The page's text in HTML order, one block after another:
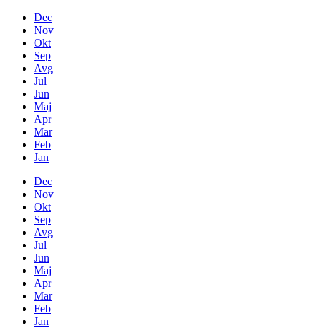
Dec
Nov
Okt
Sep
Avg
Jul
Jun
Maj
Apr
Mar
Feb
Jan
Dec
Nov
Okt
Sep
Avg
Jul
Jun
Maj
Apr
Mar
Feb
Jan